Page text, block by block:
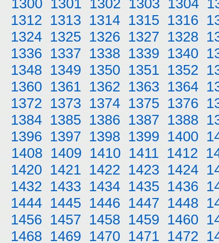
1300 1301 1302 1303 1304
1312 1313 1314 1315 1316
1324 1325 1326 1327 1328
1336 1337 1338 1339 1340
1348 1349 1350 1351 1352
1360 1361 1362 1363 1364
1372 1373 1374 1375 1376
1384 1385 1386 1387 1388
1396 1397 1398 1399 1400
1408 1409 1410 1411 1412
1420 1421 1422 1423 1424
1432 1433 1434 1435 1436
1444 1445 1446 1447 1448
1456 1457 1458 1459 1460
1468 1469 1470 1471 1472